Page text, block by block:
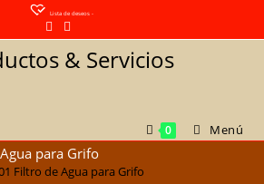
Lista de deseos -
& Servicios
0 Menú
para Grifo
Filtro de Agua para Grifo